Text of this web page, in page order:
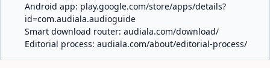
Android app: play.google.com/store/apps/details?
id=com.audiala.audioguide
Smart download router: audiala.com/download/
Editorial process: audiala.com/about/editorial-process/